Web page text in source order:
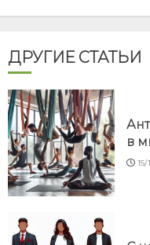
ДРУГИЕ СТАТЬИ
в